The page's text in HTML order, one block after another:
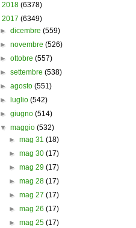
2018 (6378)
2017 (6349)
►dicembre (559)
►novembre (526)
►ottobre (557)
►settembre (538)
►agosto (551)
►
luglio (542)
►giugno (514)
▼ maggio (532)
► mag 31 (18)
► mag 30 (17)
► mag 29 (17)
► mag 28 (17)
► mag 27 (17)
► mag 26 (17)
► mag 25 (17)